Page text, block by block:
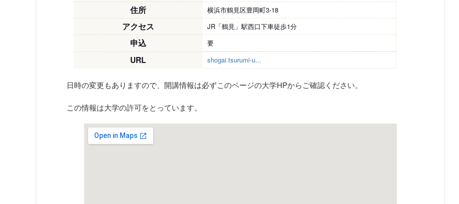
住所 横浜市鶴見区豊岡町3-18
アクセス JR「鶴見」駅西口下車徒歩1分
申込 要
URL shogai.tsurumi-u...
日時の変更もありますので、開講情報は必ずこのページの大学HPからご確認ください。
この情報は大学の許可をとっています。